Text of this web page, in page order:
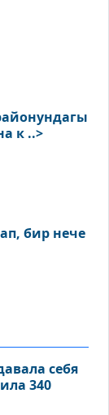
к ..>
себя
340